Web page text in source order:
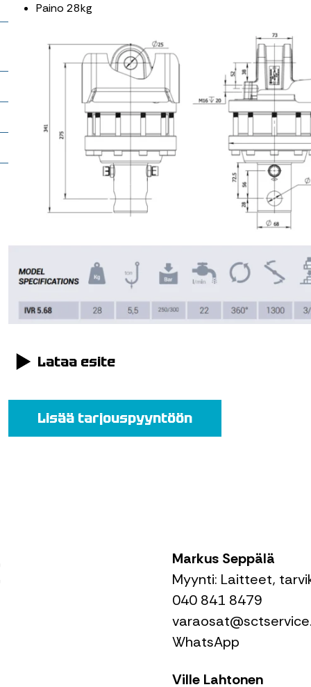
Paino 28kg
Lataa esite
Lisää tarjouspyyntöön
Markus Seppälä
Myynti: Laitteet,
040 841 8479
WhatsApp
Ville Lahtonen